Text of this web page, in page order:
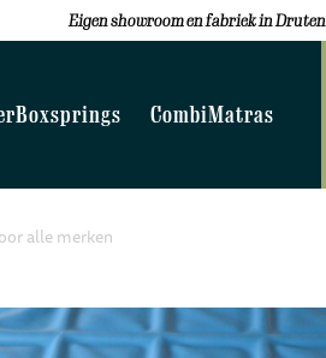
Eigen showroom en fabriek in Druten
CombiMatras
alle merken